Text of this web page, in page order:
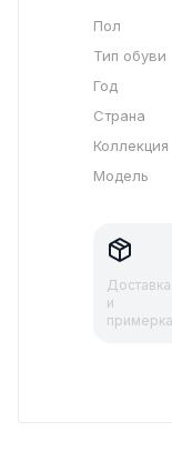
Пол
Тип обуви
Год
Страна
Коллекция
Модель
Доставка
и
примерка